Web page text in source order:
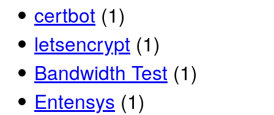
certbot (1)
letsencrypt (1)
Bandwidth Test (1)
Entensys (1)